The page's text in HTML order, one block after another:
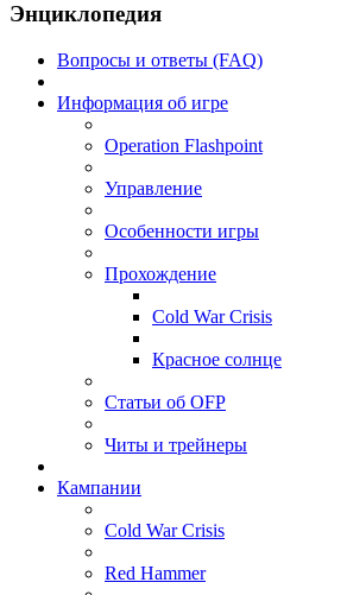
Энциклопедия
Вопросы и ответы (FAQ)
Информация об игре
Operation Flashpoint
Управление
Особенности игры
Прохождение
Cold War Crisis
Красное солнце
Статьи об OFP
Читы и трейнеры
Кампании
Cold War Crisis
Red Hammer